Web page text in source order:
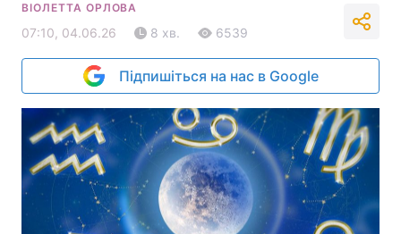
ВІОЛЕТТА ОРЛОВА
07:10, 04.06.26 8 хв. 6539
Підпишіться на нас в Google